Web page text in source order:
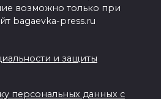
возможно только при
bagaevka-press.ru
и защиты
персональных данных с